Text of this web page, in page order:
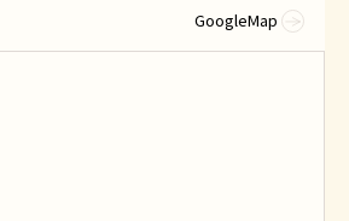
GoogleMap